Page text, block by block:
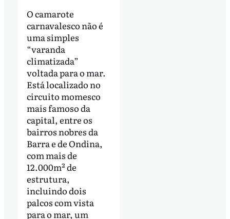
O camarote
carnavalesco não é
uma simples
“varanda
climatizada”
voltada para o mar.
Está localizado no
circuito momesco
mais famoso da
capital, entre os
bairros nobres da
Barra e de Ondina,
com mais de
12.000m² de
estrutura,
incluindo dois
palcos com vista
para o mar, um